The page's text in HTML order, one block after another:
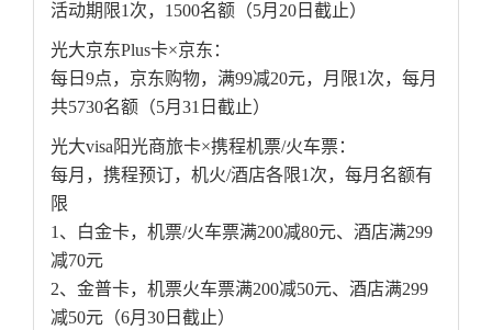
活动期限1次，1500名额（5月20日截止）
光大京东Plus卡×京东：
每日9点，京东购物，满99减20元，月限1次，每月
共5730名额（5月31日截止）
光大visa阳光商旅卡×携程机票/火车票：
每月，携程预订，机火/酒店各限1次，每月名额有
限
1、白金卡，机票/火车票满200减80元、酒店满299
减70元
2、金普卡，机票火车票满200减50元、酒店满299
减50元（6月30日截止）